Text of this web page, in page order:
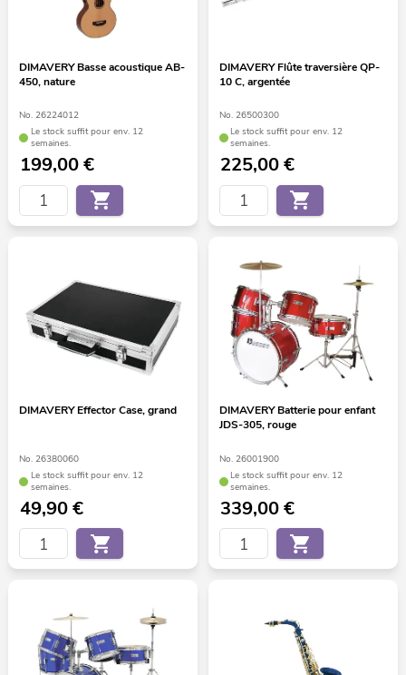
DIMAVERY Basse acoustique AB-
450, nature
No. 26224012
Le stock suffit pour env. 12
semaines.
199,00€
DIMAVERY Flûte traversière QP-
10 C, argentée
No. 26500300
Le stock suffit pour env. 12
semaines.
225,00€
DIMAVERY Effector Case, grand
No. 26380060
Le stock suffit pour env. 12
semaines.
49,90€
DIMAVERY Batterie pour enfant
JDS-305, rouge
No. 26001900
Le stock suffit pour env. 12
semaines.
339,00€